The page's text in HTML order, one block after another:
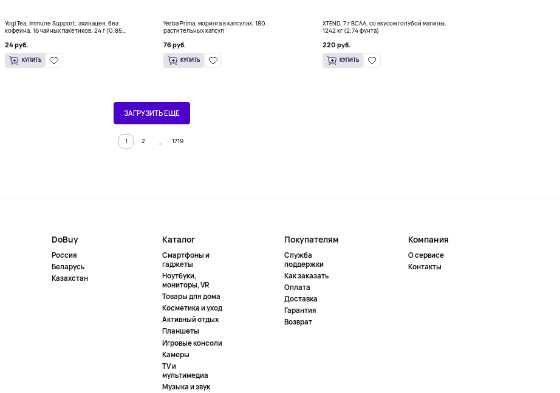
Yogi Tea, Immune Support, эхинацея, без
кофеина, 16 чайных пакетиков, 24 г (0,85
24 руб.
КУПИТЬ
Yerba Prima, моринга в капсулах, 180
растительных капсул
76 руб.
КУПИТЬ
XTEND, 7 г BCAA, со вкусом голубой малины,
1242 кг (2,74 фунта)
220 руб.
КУПИТЬ
ЗАГРУЗИТЬ ЕЩЕ
1 2 … 1719
DoBuy
Россия
Беларусь
Казахстан
Каталог
Смартфоны и
гаджеты
Ноутбуки,
мониторы, VR
Товары для дома
Косметика и уход
Активный отдых
Планшеты
Игровые консоли
Камеры
TV и
мультимедиа
Музыка и звук
Покупателям
Служба
поддержки
Как заказать
Оплата
Доставка
Гарантия
Возврат
Компания
О сервисе
Контакты